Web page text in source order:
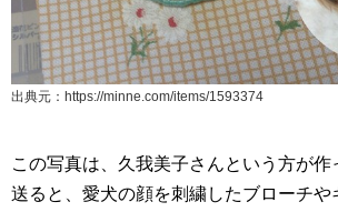
出典元：https://minne.com/items/1593374
この写真は、久我美子さんという方が作
送ると、愛犬の顔を刺繍したブローチや